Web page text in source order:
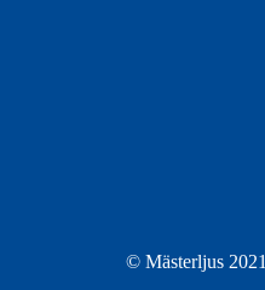
© Mästerljus 2021